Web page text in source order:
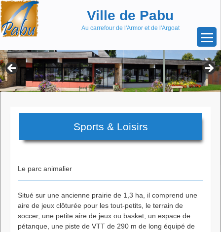
Aller
au
contenu
Skip
to
content
Ville de Pabu
Au carrefour de l'Armor et de l'Argoat
Sports & Loisirs
Le parc animalier
Situé sur une ancienne prairie de 1,3 ha, il comprend une
aire de jeux clôturée pour les tout-petits, le terrain de
soccer, une petite aire de jeux ou basket, un espace de
pétanque, une piste de VTT de 290 m de long équipé de